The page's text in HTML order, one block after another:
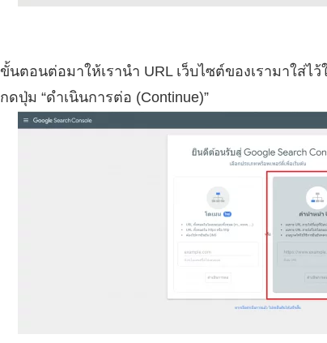
ขั้นตอนต่อมาให้เรานำ URL เว็บไซต์ของเรามาใส่ไว้
กดปุ่ม “ดำเนินการต่อ (Continue)”